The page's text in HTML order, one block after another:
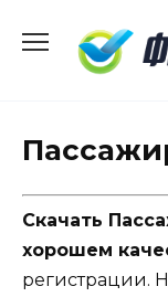
содержанию
Скачать
хорошем
регистрации.